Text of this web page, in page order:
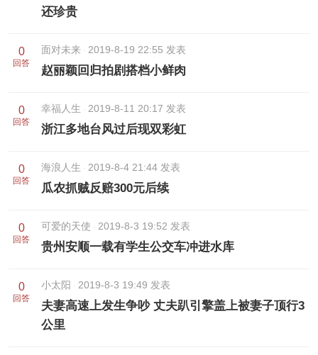
还珍贵
0
回答
面对未来 2019-8-19 22:55 发表
赵丽颖回归拍剧搭档小鲜肉
0
回答
幸福人生 2019-8-11 20:17 发表
浙江多地台风过后现双彩虹
0
回答
海浪人生 2019-8-4 21:44 发表
瓜农抓贼反赔300元后续
0
回答
可爱的天使 2019-8-3 19:52 发表
贵州安顺一载有学生公交车冲进水库
0
回答
小太阳 2019-8-3 19:49 发表
夫妻高速上发生争吵 丈夫趴引擎盖上被妻子顶行3
公里